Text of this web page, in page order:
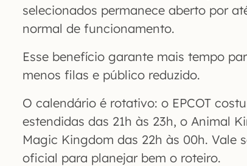
selecionados permanece aberto por
normal de funcionamento.
Esse benefício garante mais tempo
menos filas e público reduzido.
O calendário é rotativo: o EPCOT
estendidas das 21h às 23h, o Animal
Magic Kingdom das 22h às 00h. Vale
oficial para planejar bem o roteiro.